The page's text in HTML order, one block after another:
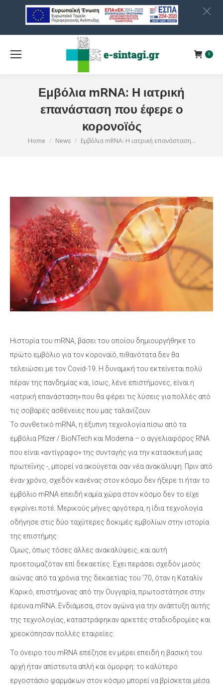
0
Εμβόλια mRNA: Η ιατρική
επανάσταση που έφερε ο
κορoνοϊός
You are here:
Home News Εμβόλια mRNA: Η ιατρική επανάσταση…
Ηιστορία του mRNΑ, βάσει του οποίου δημιουργήθηκε το
πρώτο εμβόλιο για τον κορoναϊό, πιθανότατα δεν θα
τελειώσει με τον Covid-19. Η δυναμική του εκτείνεται πολύ
πέραν της πανδημίας και, ίσως, λένε επιστήμονες, είναι η
«ιατρική επανάσταση» που θα φέρει τις λύσεις για πολλές από
τις σοβαρές ασθένειες που μας ταλανίζουν.
Το συνθετικό mRNA, η έξυπνη τεχνολογία πίσω από τα
εμβόλια Pfizer / BioNTech και Moderna – ο αγγελιαφόρος RNA
που είναι «αντίγραφο» της συνταγής για την κατασκευή μιας
πρωτεΐνης -, μπορεί να ακούγεται σαν νέα ανακάλυψη. Πριν από
έναν χρόνο, σχεδόν κανένας στον κόσμο δεν ήξερε τι ήταν το
εμβόλιο mRNA επειδή καμία χώρα στον κόσμο δεν το είχε
εγκρίνει ποτέ. Μερικούς μήνες αργότερα, η ίδια τεχνολογία
οδήγησε στις δύο ταχύτερες δοκιμές εμβολίων στην ιστορία
της επιστήμης.
Ομως, όπως τόσες άλλες ανακαλύψεις, και αυτή
προετοιμαζόταν επί δεκαετίες. Εχει περάσει σχεδόν μισός
αιώνας από τα χρόνια της δεκαετίας του ’70, όταν η Καταλίν
Καρικό, επιστήμονας από την Ουγγαρία, πρωτοστάτησε στην
έρευνα mRNA. Ενδιάμεσα, στον αγώνα για την ανάπτυξη αυτής
της τεχνολογίας, καταστράφηκαν αρκετές σταδιοδρομίες και
χρεοκόπησαν πολλές εταιρείες.
Το όνειρο του mRNA επέζησε εν μέρει επειδή η βασική του
αρχή ήταν απίστευτα απλή και όμορφη: το καλύτερο
εργοστάσιο φαρμάκων στον κόσμο μπορεί να βρίσκεται μέσα